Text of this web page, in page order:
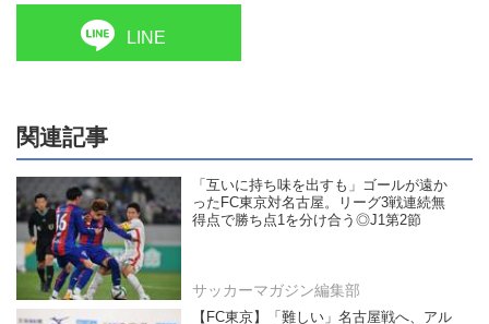
LINE
関連記事
「互いに持ち味を出すも」ゴールが遠か
ったFC東京対名古屋。リーグ3戦連続無
得点で勝ち点1を分け合う◎J1第2節
サッカーマガジン編集部
【FC東京】「難しい」名古屋戦へ、アル